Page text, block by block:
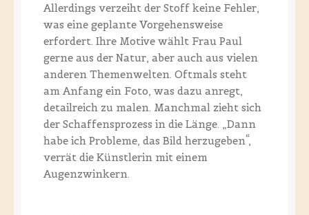
Allerdings verzeiht der Stoff keine Fehler,
was eine geplante Vorgehensweise
erfordert. Ihre Motive wählt Frau Paul
gerne aus der Natur, aber auch aus vielen
anderen Themenwelten. Oftmals steht
am Anfang ein Foto, was dazu anregt,
detailreich zu malen. Manchmal zieht sich
der Schaffensprozess in die Länge. „Dann
habe ich Probleme, das Bild herzugeben“,
verrät die Künstlerin mit einem
Augenzwinkern.